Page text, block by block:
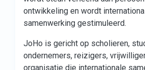
ontwikkeling en wordt
samenwerking gestimuleerd.
JoHo is gericht op scholieren,
ondernemers, reizigers,
organisatie die internationale